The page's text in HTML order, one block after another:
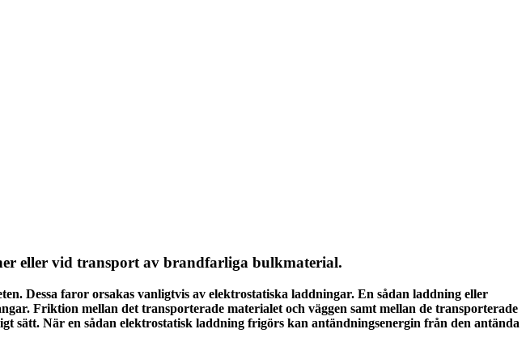
eller vid transport av brandfarliga bulkmaterial.
Dessa faror orsakas vanligtvis av elektrostatiska laddningar. En sådan laddning eller
Friktion mellan det transporterade materialet och väggen samt mellan de transporterade
sätt. När en sådan elektrostatisk laddning frigörs kan antändningsenergin från den antända